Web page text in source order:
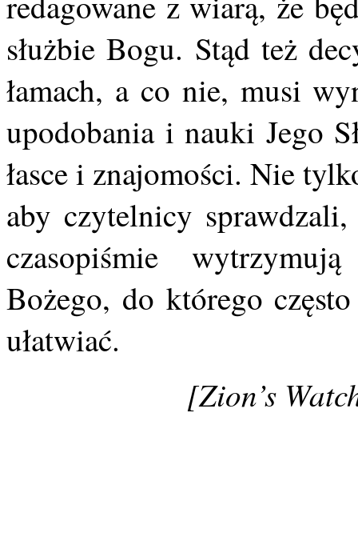
służbie Bogu. Stąd też
łamach, a co nie, musi
upodobania i nauki Jego
łasce i znajomości. Nie
aby czytelnicy
czasopiśmie
Bożego, do którego
ułatwiać.
[Zion’s